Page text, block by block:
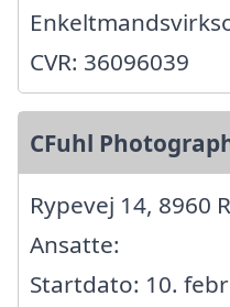
CVR: 36096039
CFuhl
Rypevej 14, 8960
Ansatte:
Startdato: 10.